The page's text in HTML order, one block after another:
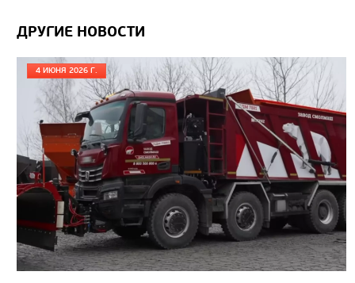
Цена по запросу
Производитель
Узнать цену
АВТОТОПЛИВОЗАПРАВЩИК АЭРОДРОМНЫЙ
4690В1 ТЗА-10 НА ШАССИ КАМАЗ 43118
ДРУГИЕ НОВОСТИ
4 ИЮНЯ 2026 Г.